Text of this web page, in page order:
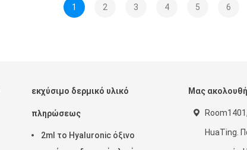
1 2 3 4 5 6
εκχύσιμο δερμικό υλικό
πληρώσεως
2ml το Hyaluronic όξινο
Μας
HuaTing.